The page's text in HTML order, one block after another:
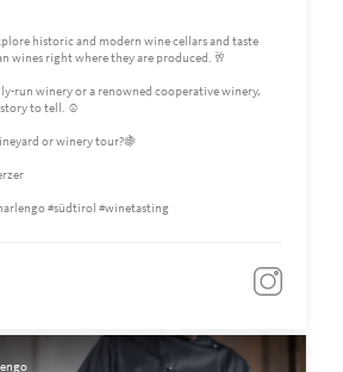
historic and modern wine cellars and taste
wines right where they are produced. 🥂
run winery or a renowned cooperative winery,
story to tell. ☺️
or winery tour?🍇
#südtirol #winetasting